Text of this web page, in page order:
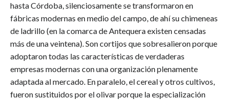
hasta Córdoba, silenciosamente se transformaron en
fábricas modernas en medio del campo, de ahí su chimeneas
de ladrillo (en la comarca de Antequera existen censadas
más de una veintena). Son cortijos que sobresalieron porque
adoptaron todas las características de verdaderas
empresas modernas con una organización plenamente
adaptada al mercado. En paralelo, el cereal y otros cultivos,
fueron sustituidos por el olivar porque la especialización